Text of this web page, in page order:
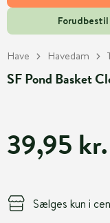
Have Havedam
SF Pond Basket
39,95 kr.
Sælges kun i